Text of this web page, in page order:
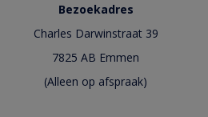
Bezoekadres
Charles Darwinstraat 39
7825 AB Emmen
(Alleen op afspraak)